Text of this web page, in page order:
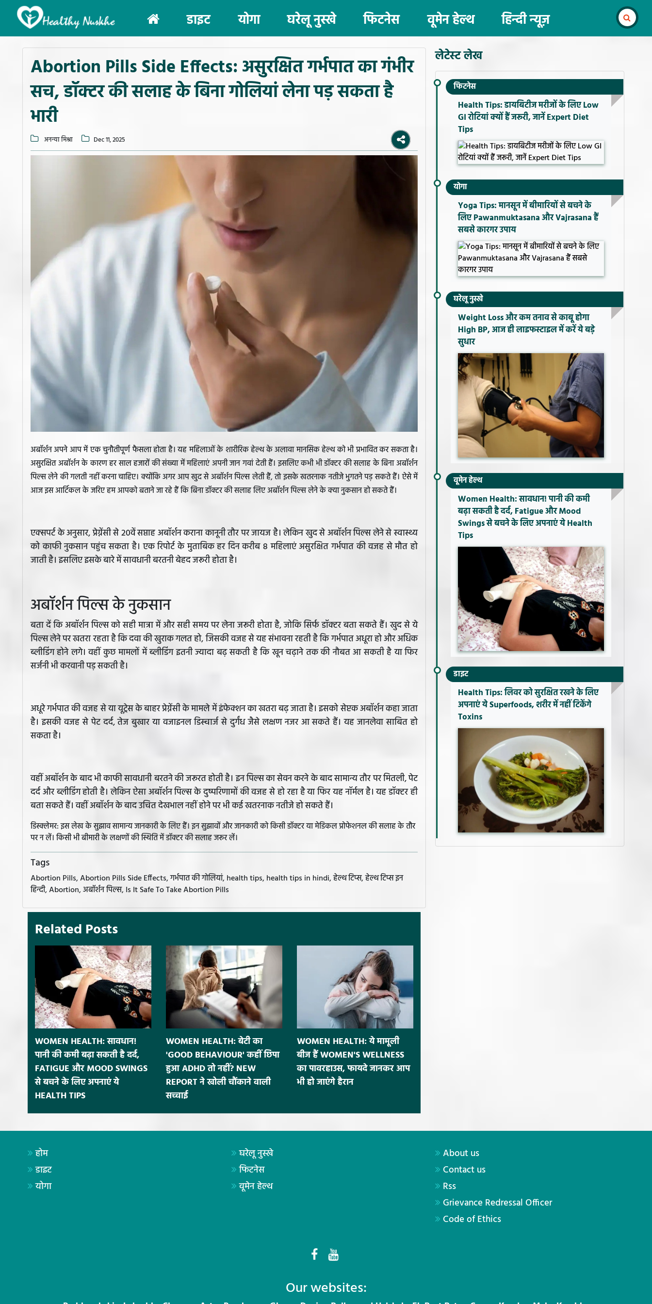
(current)
डाइट योगा घरेलू नुस्खे फिटनेस वूमेन हेल्थ हिन्दी न्यूज़
Abortion Pills Side Effects: असुरक्षित गर्भपात का गंभीर
सच, डॉक्टर की सलाह के बिना गोलियां लेना पड़ सकता है
भारी
अनन्या मिश्रा Dec 11, 2025
अबॉर्शन अपने आप में एक चुनौतीपूर्ण फैसला होता है। यह महिलाओं के शारीरिक हेल्थ के अलावा मानसिक हेल्थ को भी प्रभावित कर सकता है।
असुरक्षित अबॉर्शन के कारण हर साल हजारों की संख्या में महिलाएं अपनी जान गवां देती हैं। इसलिए कभी भी डॉक्टर की सलाह के बिना अबॉर्शन
पिल्स लेने की गलती नहीं करना चाहिए। क्योंकि अगर आप खुद से अबॉर्शन पिल्स लेती हैं, तो इसके खतरनाक नतीजे भुगतने पड़ सकते हैं। ऐसे में
आज इस आर्टिकल के जरिए हम आपको बताने जा रहे हैं कि बिना डॉक्टर की सलाह लिए अबॉर्शन पिल्स लेने के क्या नुकसान हो सकते हैं।
एक्सपर्ट के अनुसार, प्रेग्नेंसी से 20वें सप्ताह अबॉर्शन कराना कानूनी तौर पर जायज है। लेकिन खुद से अबॉर्शन पिल्स लेने से स्वास्थ्य
को काफी नुकसान पहुंच सकता है। एक रिपोर्ट के मुताबिक हर दिन करीब 8 महिलाएं असुरक्षित गर्भपात की वजह से मौत हो
जाती है। इसलिए इसके बारे में सावधानी बरतनी बेहद जरूरी होता है।
अबॉर्शन पिल्स के नुकसान
बता दें कि अबॉर्शन पिल्स को सही मात्रा में और सही समय पर लेना जरूरी होता है, जोकि सिर्फ डॉक्टर बता सकते हैं। खुद से ये
पिल्स लेने पर खतरा रहता है कि दवा की खुराक गलत हो, जिसकी वजह से यह संभावना रहती है कि गर्भपात अधूरा हो और अधिक
ब्लीडिंग होने लगे। वहीं कुछ मामलों में ब्लीडिंग इतनी ज्यादा बढ़ सकती है कि खून चढ़ाने तक की नौबत आ सकती है या फिर
सर्जनी भी करवानी पड़ सकती है।
अधूरे गर्भपात की वजह से या यूट्रेस के बाहर प्रेग्नेंसी के मामले में इंफेक्शन का खतरा बढ़ जाता है। इसको सेप्टक अबॉर्शन कहा जाता
है। इसकी वजह से पेट दर्द, तेज बुखार या वजाइनल डिस्चार्ज से दुर्गंध जैसे लक्षण नजर आ सकते हैं। यह जानलेवा साबित हो
सकता है।
वहीं अबॉर्शन के बाद भी काफी सावधानी बरतने की जरूरत होती है। इन पिल्स का सेवन करने के बाद सामान्य तौर पर मितली, पेट
दर्द और ब्लीडिंग होती है। लेकिन ऐसा अबॉर्शन पिल्स के दुष्परिणामों की वजह से हो रहा है या फिर यह नॉर्मल है। यह डॉक्टर ही
बता सकते हैं। वहीं अबॉर्शन के बाद उचित देखभाल नहीं होने पर भी कई खतरनाक नतीजे हो सकते हैं।
डिस्क्लेमर: इस लेख के सुझाव सामान्य जानकारी के लिए हैं। इन सुझावों और जानकारी को किसी डॉक्टर या मेडिकल प्रोफेशनल की सलाह के तौर
पर न लें। किसी भी बीमारी के लक्षणों की स्थिति में डॉक्टर की सलाह जरूर लें।
Tags
Abortion Pills, Abortion Pills Side Effects, गर्भपात की गोलियां, health tips, health tips in hindi, हेल्थ टिप्स, हेल्थ टिप्स इन
हिन्दी, Abortion, अबॉर्शन पिल्स, Is It Safe To Take Abortion Pills
Related Posts
WOMEN HEALTH: सावधान!
पानी की कमी बढ़ा सकती है दर्द,
FATIGUE और MOOD SWINGS
से बचने के लिए अपनाएं ये
HEALTH TIPS
WOMEN HEALTH: बेटी का
'GOOD BEHAVIOUR' कहीं छिपा
हुआ ADHD तो नहीं? NEW
REPORT ने खोली चौंकाने वाली
सच्चाई
WOMEN HEALTH: ये मामूली
बीज हैं WOMEN'S WELLNESS
का पावरहाउस, फायदे जानकर आप
भी हो जाएंगे हैरान
लेटेस्ट लेख
फिटनेस
Health Tips: डायबिटीज मरीजों के लिए Low
GI रोटियां क्यों हैं जरूरी, जानें Expert Diet
Tips
योगा
Yoga Tips: मानसून में बीमारियों से बचने के
लिए Pawanmuktasana और Vajrasana हैं
सबसे कारगर उपाय
घरेलू नुस्खे
Weight Loss और कम तनाव से काबू होगा
High BP, आज ही लाइफस्टाइल में करें ये बड़े
सुधार
वूमेन हेल्थ
Women Health: सावधान! पानी की कमी
बढ़ा सकती है दर्द, Fatigue और Mood
Swings से बचने के लिए अपनाएं ये Health
Tips
डाइट
Health Tips: लिवर को सुरक्षित रखने के लिए
अपनाएं ये Superfoods, शरीर में नहीं टिकेंगे
Toxins
होम
डाइट
योगा
घरेलू नुस्खे
फिटनेस
वूमेन हेल्थ
About us
Contact us
Rss
Grievance Redressal Officer
Code of Ethics
Our websites: